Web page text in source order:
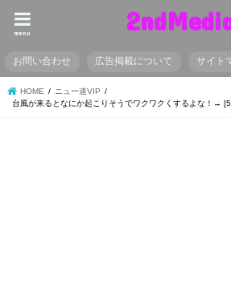
menu
お問い合わせ 広告掲載について サイト
HOME
ニュー速VIP
台風が来るとなにか起こりそうでワクワクくするよな！→